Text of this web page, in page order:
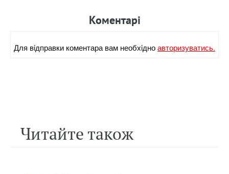
Коментарi
Для вiдправки коментара вам необхiдноавторизуватись.
Читайте також